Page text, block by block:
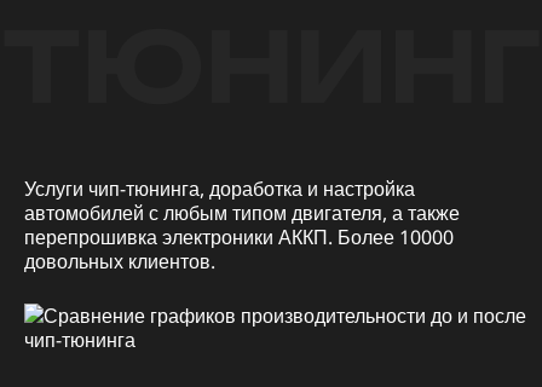
Услуги чип-тюнинга, доработка и настройка
автомобилей с любым типом двигателя, а также
перепрошивка электроники АККП. Более 10000
довольных клиентов.